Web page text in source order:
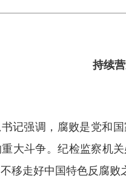
持续
记强调，腐败是党和
大斗争。纪检监察机
移走好中国特色反腐败